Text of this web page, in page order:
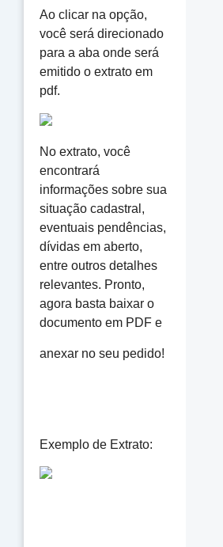
Ao clicar na opção,
você será direcionado
para a aba onde será
emitido o extrato em
pdf.
No extrato, você
encontrará
informações sobre sua
situação cadastral,
eventuais pendências,
dívidas em aberto,
entre outros detalhes
relevantes. Pronto,
agora basta baixar o
documento em PDF e
anexar no seu pedido!
Exemplo de Extrato: